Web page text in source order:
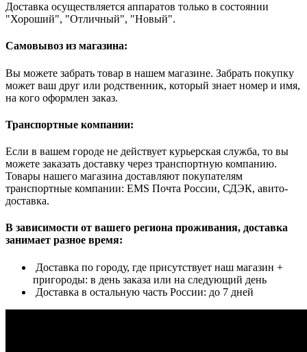
Доставка осуществляется аппаратов только в состоянии
"Хороший", "Отличный", "Новый".
Самовывоз из магазина:
Вы можете забрать товар в нашем магазине. Забрать покупку
может ваш друг или родственник, который знает номер и имя,
на кого оформлен заказ.
Транспортные компании:
Если в вашем городе не действует курьерская служба, то вы
можете заказать доставку через транспортную компанию.
Товары нашего магазина доставляют покупателям
транспортные компании: EMS Почта России, СДЭК, авито-
доставка.
В зависимости от вашего региона проживания, доставка
занимает разное время:
Доставка по городу, где присутствует наш магазин +
пригороды: в день заказа или на следующий день
Доставка в остальную часть России: до 7 дней